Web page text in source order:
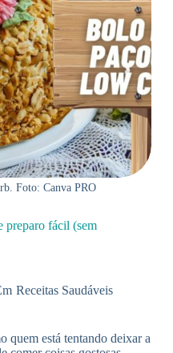
Foto: Canva PRO
preparo fácil (sem
Receitas Saudáveis
quem está tentando deixar a